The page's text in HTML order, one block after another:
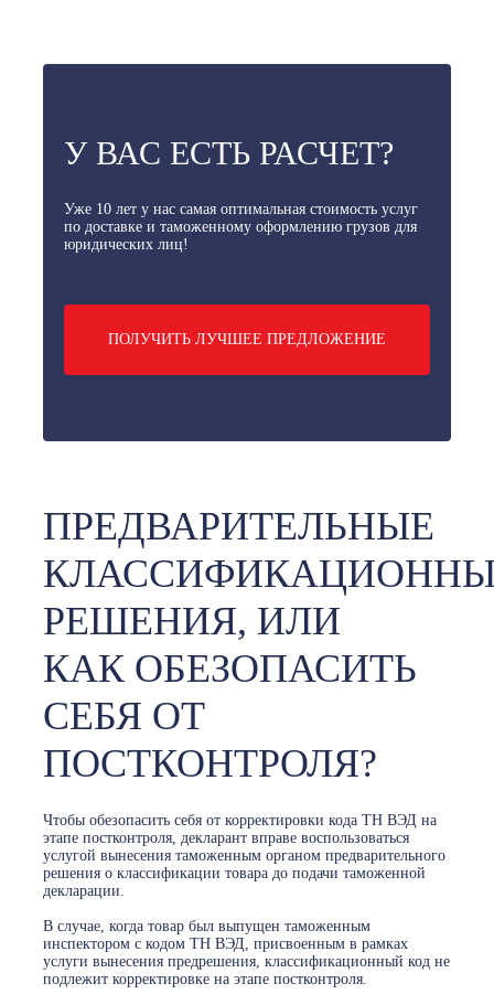
У ВАС ЕСТЬ РАСЧЕТ?
Уже 10 лет у нас самая оптимальная стоимость услуг
по доставке и таможенному оформлению грузов для
юридических лиц!
ПОЛУЧИТЬ ЛУЧШЕЕ ПРЕДЛОЖЕНИЕ
ПРЕДВАРИТЕЛЬНЫЕ
РЕШЕНИЯ, ИЛИ
КАК ОБЕЗОПАСИТЬ
СЕБЯ ОТ
ПОСТКОНТРОЛЯ?
Чтобы обезопасить себя от корректировки кода ТН ВЭД на
этапе постконтроля, декларант вправе воспользоваться
услугой вынесения таможенным органом предварительного
решения о классификации товара до подачи таможенной
декларации.
В случае, когда товар был выпущен таможенным
инспектором с кодом ТН ВЭД, присвоенным в рамках
услуги вынесения предрешения, классификационный код не
подлежит корректировке на этапе постконтроля.